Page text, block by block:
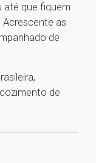
até que fiquem
Acrescente as
de
de